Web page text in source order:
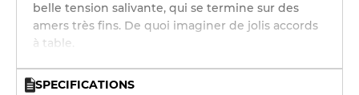
belle tension salivante, qui se termine sur des
amers très fins. De quoi imaginer de jolis accords
à table.
SPECIFICATIONS